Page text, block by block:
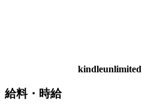
kindleunlimited
給料・時給